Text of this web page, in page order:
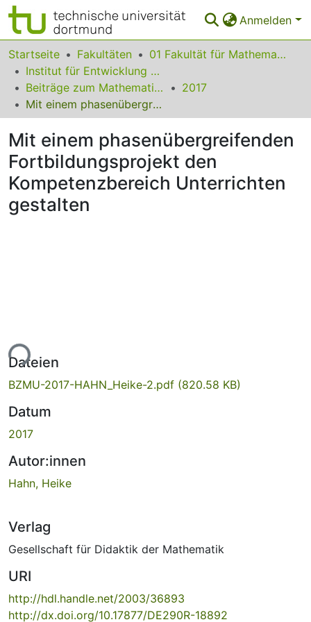
Anmelden
Bereiche & Sammlungen
Das gesamte Repositorium
Statistiken
FAQ
Leitlinien
Zurück zur Startseite
Startseite Fakultäten
01 Fakultät für Mathematik
Institut für Entwicklung und Erforschung des Mathematikunterrichts
Beiträge zum Mathematikunterricht
2017
Mit einem phasenübergreifenden Fortbildungsprojekt den Kompetenzbereich Unterrichten gestalten
Mit einem phasenübergreifenden
Fortbildungsprojekt den
Kompetenzbereich Unterrichten
gestalten
Dateien
BZMU-2017-HAHN_Heike-2.pdf (820.58 KB)
Datum
2017
Autor:innen
Hahn, Heike
Verlag
Gesellschaft für Didaktik der Mathematik
URI
http://hdl.handle.net/2003/36893
http://dx.doi.org/10.17877/DE290R-18892